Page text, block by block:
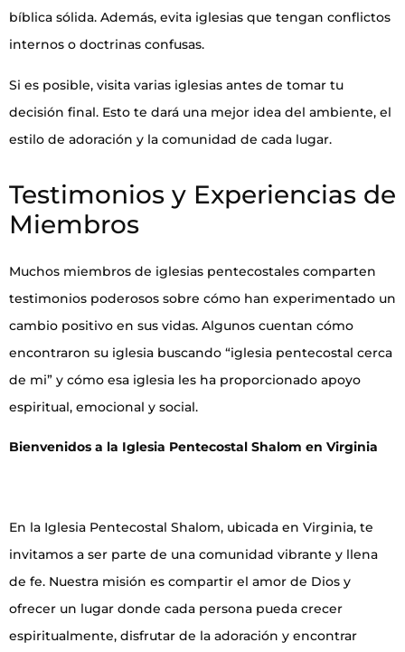
bíblica sólida. Además, evita iglesias que tengan conflictos
internos o doctrinas confusas.
Si es posible, visita varias iglesias antes de tomar tu
decisión final. Esto te dará una mejor idea del ambiente, el
estilo de adoración y la comunidad de cada lugar.
Testimonios y Experiencias de
Miembros
Muchos miembros de iglesias pentecostales comparten
testimonios poderosos sobre cómo han experimentado un
cambio positivo en sus vidas. Algunos cuentan cómo
encontraron su iglesia buscando “iglesia pentecostal cerca
de mi” y cómo esa iglesia les ha proporcionado apoyo
espiritual, emocional y social.
Bienvenidos a la Iglesia Pentecostal Shalom en Virginia
En la Iglesia Pentecostal Shalom, ubicada en Virginia, te
invitamos a ser parte de una comunidad vibrante y llena
de fe. Nuestra misión es compartir el amor de Dios y
ofrecer un lugar donde cada persona pueda crecer
espiritualmente, disfrutar de la adoración y encontrar